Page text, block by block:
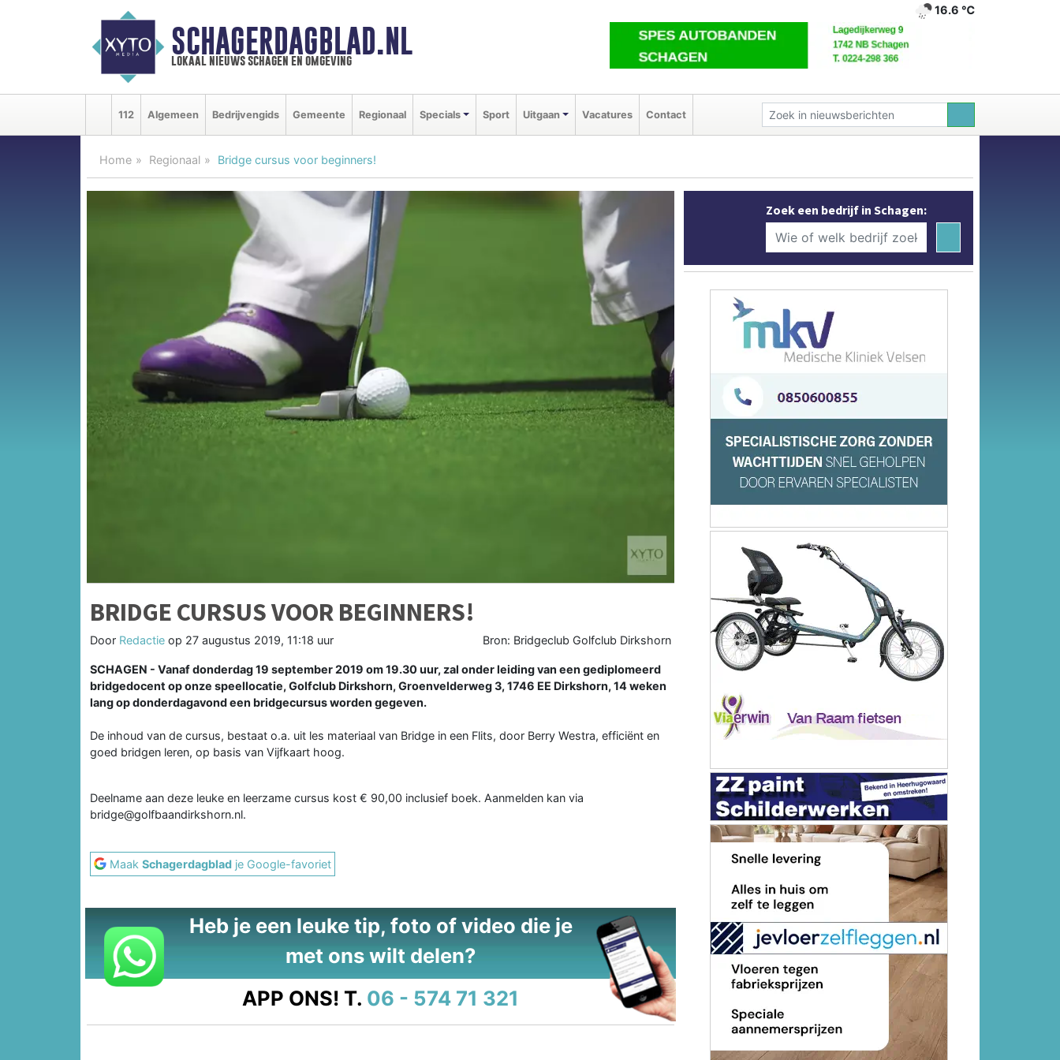
SCHAGERDAGBLAD.NL
lokaal nieuws schagen en omgeving
16.6 ℃
112 Algemeen Bedrijvengids Gemeente Regionaal Specials Sport Uitgaan Vacatures Contact
Home Regionaal Bridge cursus voor beginners!
BRIDGE CURSUS VOOR BEGINNERS!
Door Redactie op 27 augustus 2019, 11:18 uur Bron: Bridgeclub Golfclub Dirkshorn
SCHAGEN - Vanaf donderdag 19 september 2019 om 19.30 uur, zal onder leiding van een gediplomeerd
bridgedocent op onze speellocatie, Golfclub Dirkshorn, Groenvelderweg 3, 1746 EE Dirkshorn, 14 weken
lang op donderdagavond een bridgecursus worden gegeven.
De inhoud van de cursus, bestaat o.a. uit les materiaal van Bridge in een Flits, door Berry Westra, efficiënt en
goed bridgen leren, op basis van Vijfkaart hoog.
Deelname aan deze leuke en leerzame cursus kost € 90,00 inclusief boek. Aanmelden kan via
bridge@golfbaandirkshorn.nl.
Maak Schagerdagblad je Google-favoriet
Heb je een leuke tip, foto of video die je
met ons wilt delen?
APP ONS! T. 06 - 574 71 321
Zoek een bedrijf in Schagen: